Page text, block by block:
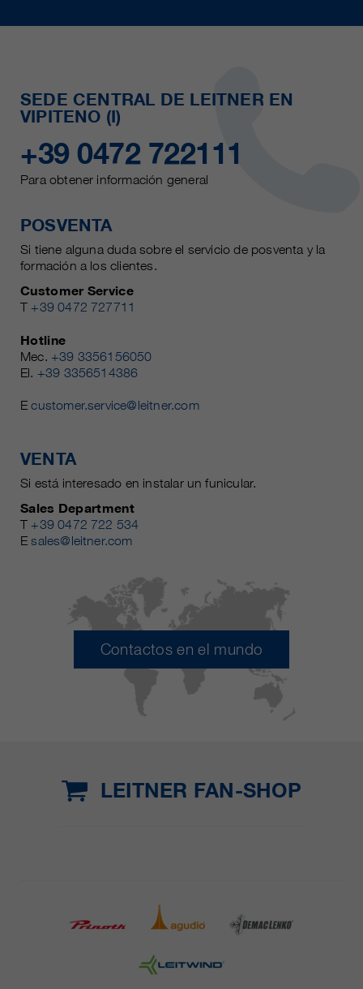
SEDE CENTRAL DE LEITNER EN
VIPITENO (I)
+39 0472 722111
Para obtener información general
POSVENTA
Si tiene alguna duda sobre el servicio de posventa y la
formación a los clientes.
Customer Service
T +39 0472 727711
Hotline
Mec. +39 3356156050
El. +39 3356514386
Ecustomer.service@leitner.com
VENTA
Si está interesado en instalar un funicular.
Sales Department
T +39 0472 722 534
Esales@leitner.com
Contactos en el mundo
LEITNER FAN-SHOP